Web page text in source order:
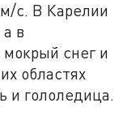
с. В Карелии
в
мокрый снег и
областях
и гололедица.